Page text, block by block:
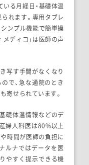
る月経日・基礎体温
れます。専用タブレ
ンプル機能で簡単操
ディコ」は医師の声
写す手間がなくなり
で、急な通院のとき
寄せられています。
礎体温情報などのデ
婦人科医は80%以上
時間が医師の負担に
ルナではデータを医
やすく提示できる機